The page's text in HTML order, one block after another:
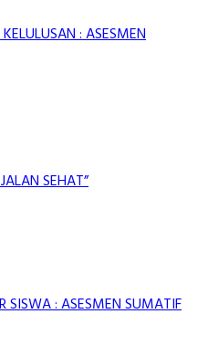
: ASESMEN
SEHAT”
SISWA : ASESMEN SUMATIF